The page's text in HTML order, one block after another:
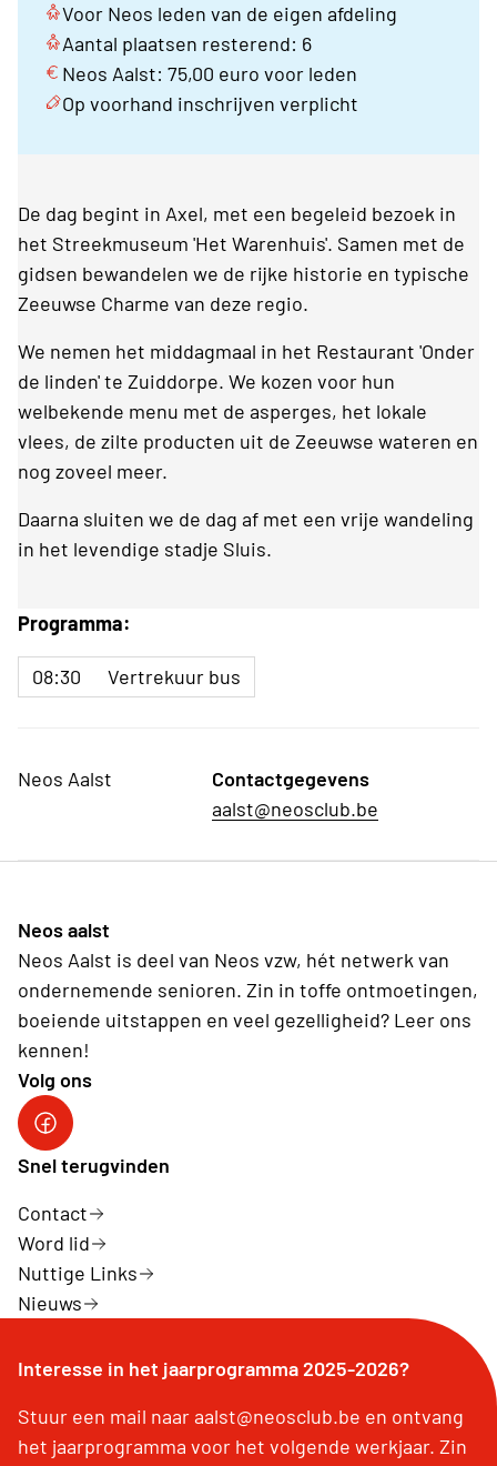
Voor Neos leden van de eigen afdeling
Aantal plaatsen resterend: 6
Neos Aalst: 75,00 euro voor leden
Op voorhand inschrijven verplicht
De dag begint in Axel, met een begeleid bezoek in
het Streekmuseum 'Het Warenhuis'. Samen met de
gidsen bewandelen we de rijke historie en typische
Zeeuwse Charme van deze regio.
We nemen het middagmaal in het Restaurant 'Onder
de linden' te Zuiddorpe. We kozen voor hun
welbekende menu met de asperges, het lokale
vlees, de zilte producten uit de Zeeuwse wateren en
nog zoveel meer.
Daarna sluiten we de dag af met een vrije wandeling
in het levendige stadje Sluis.
Programma:
08:30 Vertrekuur bus
Neos Aalst
Contactgegevens
aalst@neosclub.be
Neos aalst
Neos Aalst is deel van Neos vzw, hét netwerk van
ondernemende senioren. Zin in toffe ontmoetingen,
boeiende uitstappen en veel gezelligheid? Leer ons
kennen!
Volg ons
facebook neos aalst
Snel terugvinden
Contact
Word lid
Nuttige Links
Nieuws
Interesse in het jaarprogramma 2025-2026?
Stuur een mail naar aalst@neosclub.be en ontvang
het jaarprogramma voor het volgende werkjaar. Zin